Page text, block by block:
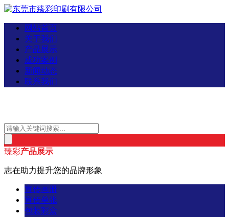
网站首页
关于我们
产品展示
成功案例
新闻动态
联系我们
臻彩产品展示
志在助力提升您的品牌形象
宣传画册
宣传单张
包装彩盒